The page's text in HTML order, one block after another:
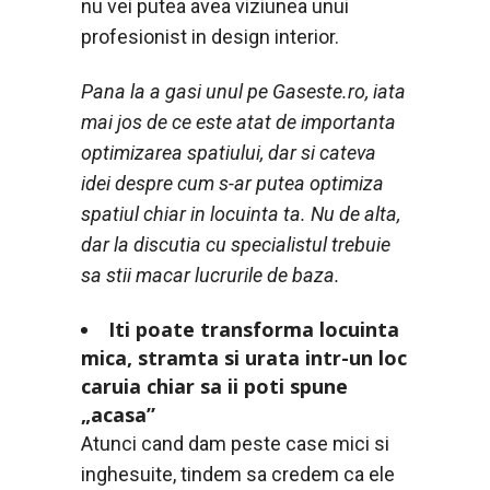
nu vei putea avea viziunea unui
profesionist in design interior.
Pana la a gasi unul pe Gaseste.ro, iata
mai jos de ce este atat de importanta
optimizarea spatiului, dar si cateva
idei despre cum s-ar putea optimiza
spatiul chiar in locuinta ta. Nu de alta,
dar la discutia cu specialistul trebuie
sa stii macar lucrurile de baza.
Iti poate transforma locuinta
mica, stramta si urata intr-un loc
caruia chiar sa ii poti spune
„acasa”
Atunci cand dam peste case mici si
inghesuite, tindem sa credem ca ele